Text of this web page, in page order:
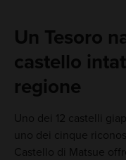
Un Tesoro
castello
regione
Uno dei 12 castelli
uno dei cinque
Castello di Matsue